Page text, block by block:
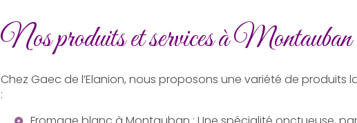
Nos produits et services à Montauban
Chez Gaec de l’Elanion, nous proposons une variété de produits
: